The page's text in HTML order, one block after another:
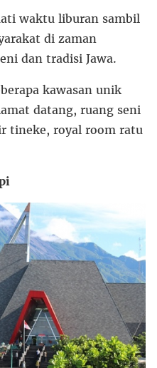
waktu liburan sambil
di zaman
dan tradisi Jawa.
kawasan unik
datang, ruang seni
tineke, royal room ratu